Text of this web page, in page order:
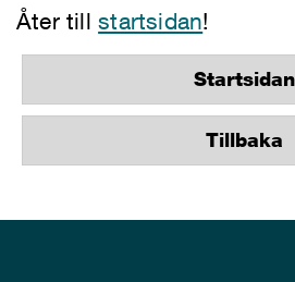
Åter tillstartsidan!
Startsidan
Tillbaka